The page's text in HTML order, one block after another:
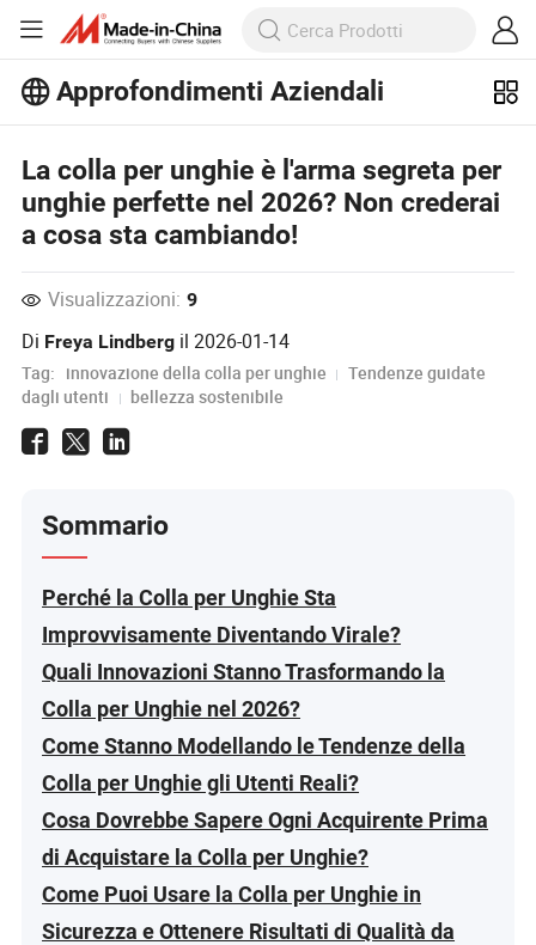
Approfondimenti Aziendali
Approfondimenti Aziendali!
Visualizza altro
La colla per unghie è l'arma segreta per
unghie perfette nel 2026? Non crederai
a cosa sta cambiando!
Visualizzazioni: 9
Di Freya Lindberg il2026-01-14
Tag: innovazione della colla per unghie
Tendenze guidate
dagli utenti
bellezza sostenibile
Sommario
Perché la Colla per Unghie Sta
Improvvisamente Diventando Virale?
Quali Innovazioni Stanno Trasformando la
Colla per Unghie nel 2026?
Come Stanno Modellando le Tendenze della
Colla per Unghie gli Utenti Reali?
Cosa Dovrebbe Sapere Ogni Acquirente Prima
di Acquistare la Colla per Unghie?
Come Puoi Usare la Colla per Unghie in
Sicurezza e Ottenere Risultati di Qualità da